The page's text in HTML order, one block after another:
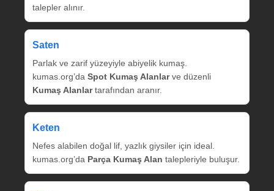
talepler alınır.
Saten
Parlak ve zarif yüzeyiyle abiyelik kumaş.
kumas.org’da Spot Kumaş Alanlarve düzenli
Kumaş Alanlartarafından aranır.
Keten
Nefes alabilen doğal lif, yazlık giysiler için ideal.
kumas.org’da Parça Kumaş Alan talepleriyle buluşur.